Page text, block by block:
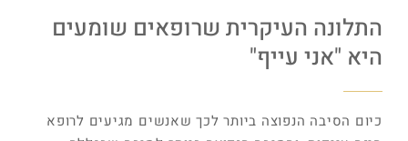
התלונה העיקרית שרופאים שומעים
היא "אני עייף"
כיום הסיבה הנפוצה ביותר לכך שאנשים מגיעים לרופא